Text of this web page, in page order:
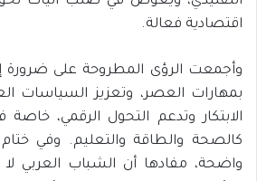
اقتصادية فعالة.
وأجمعت الرؤى المطروحة على ضرورة
بمهارات العصر، وتعزيز السياسات
الابتكار وتدعم التحول الرقمي،
كالصحة والطاقة والتعليم. وفي ختام
واضحة، مفادها أن الشباب العربي لا